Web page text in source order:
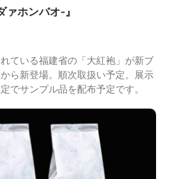
ァホンバオ-』
ている福建省の「大紅袍」が新ブ
ら新登場。順次取扱い予定。展示
でサンプル品を配布予定です。